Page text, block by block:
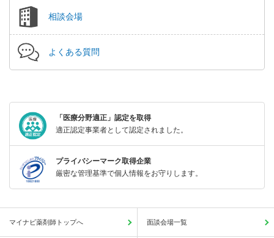
相談会場
よくある質問
「医療分野適正」認定を取得
適正認定事業者として認定されました。
プライバシーマーク取得企業
厳密な管理基準で個人情報をお守りします。
マイナビ薬剤師トップへ 面談会場一覧